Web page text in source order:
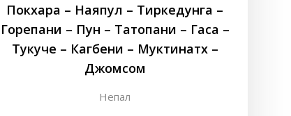
Покхара – Наяпул – Тиркедунга –
Горепани – Пун – Татопани – Гаса –
Тукуче – Кагбени – Муктинатх –
Джомсом
Непал